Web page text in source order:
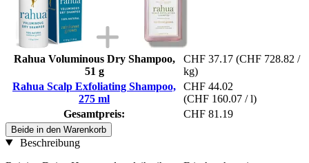
Rahua Voluminous Dry Shampoo,
51 g
CHF 37.17 (CHF 728.82 /
kg)
Rahua Scalp Exfoliating Shampoo,
275 ml
CHF 44.02
(CHF 160.07 / l)
Gesamtpreis:
CHF 81.19
Beide in den Warenkorb
Beschreibung